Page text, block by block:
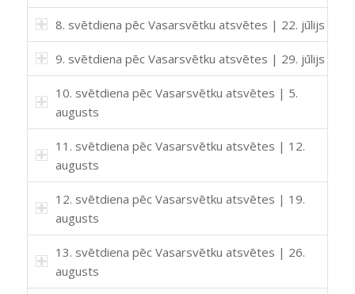
8. svētdiena pēc Vasarsvētku atsvētes | 22. jūlijs
9. svētdiena pēc Vasarsvētku atsvētes | 29. jūlijs
10. svētdiena pēc Vasarsvētku atsvētes | 5.
augusts
11. svētdiena pēc Vasarsvētku atsvētes | 12.
augusts
12. svētdiena pēc Vasarsvētku atsvētes | 19.
augusts
13. svētdiena pēc Vasarsvētku atsvētes | 26.
augusts